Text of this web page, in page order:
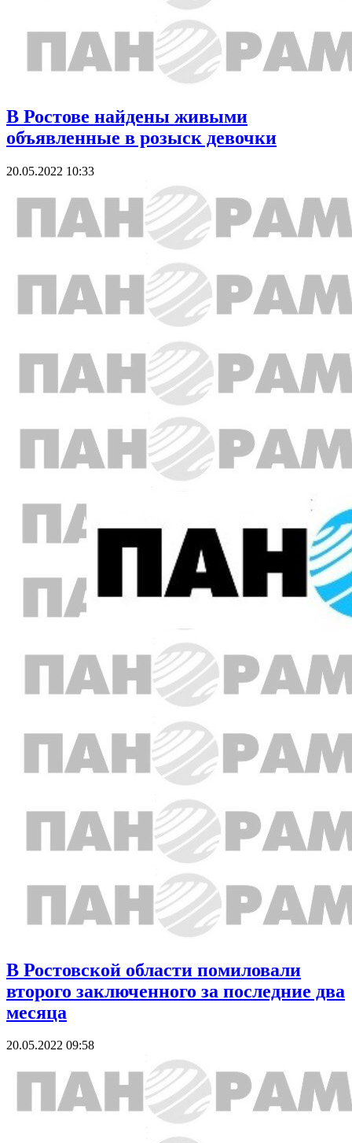
В Ростове найдены живыми
объявленные в розыск девочки
20.05.2022 10:33
В Ростовской области помиловали
второго заключенного за последние два
месяца
20.05.2022 09:58